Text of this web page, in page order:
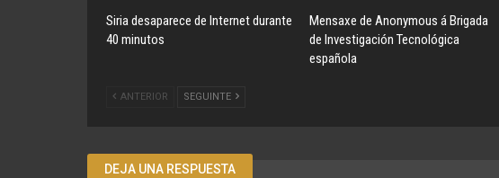
Siria desaparece de Internet durante
40 minutos
Mensaxe de Anonymous á Brigada
de Investigación Tecnológica
española
ANTERIOR SEGUINTE
DEJA UNA RESPUESTA